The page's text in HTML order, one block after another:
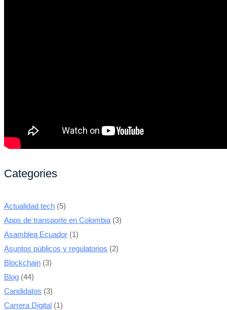
Categories
Actualidad tech (5)
Apps de transporte en Colombia (3)
Asamblea Ecuador (1)
Asuntos públicos y regulatorios (2)
Blockchain (3)
Blog (44)
Candidatos (3)
Carrera Digital (1)